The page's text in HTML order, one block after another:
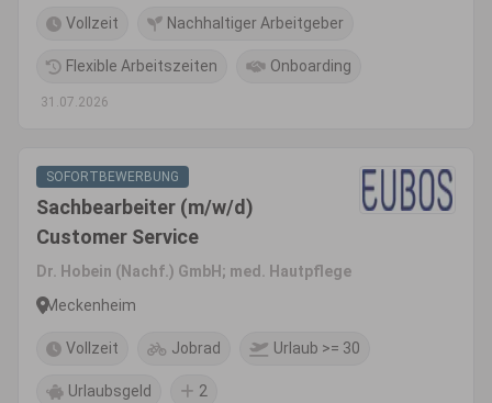
Vollzeit Nachhaltiger Arbeitgeber
Flexible Arbeitszeiten Onboarding
31.07.2026
SOFORTBEWERBUNG
Sachbearbeiter (m/w/d)
Customer Service
Dr. Hobein (Nachf.) GmbH; med. Hautpflege
Meckenheim
Vollzeit Jobrad Urlaub >= 30
Urlaubsgeld 2